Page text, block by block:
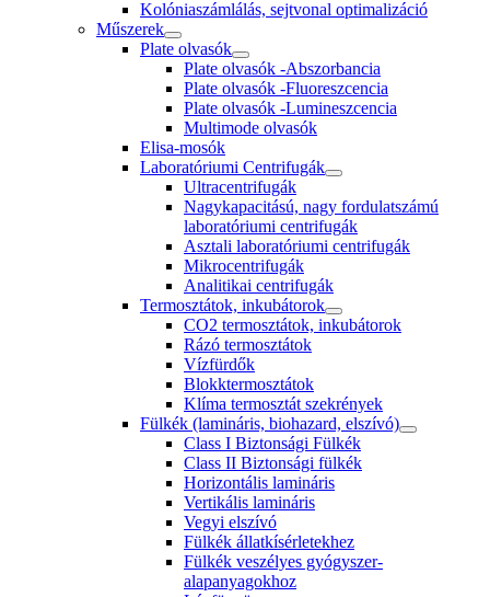
Kolóniaszámlálás, sejtvonal optimalizáció
Műszerek
Plate olvasók
Plate olvasók -Abszorbancia
Plate olvasók -Fluoreszcencia
Plate olvasók -Lumineszcencia
Multimode olvasók
Elisa-mosók
Laboratóriumi Centrifugák
Ultracentrifugák
Nagykapacitású, nagy fordulatszámú
laboratóriumi centrifugák
Asztali laboratóriumi centrifugák
Mikrocentrifugák
Analitikai centrifugák
Termosztátok, inkubátorok
CO2 termosztátok, inkubátorok
Rázó termosztátok
Vízfürdők
Blokktermosztátok
Klíma termosztát szekrények
Fülkék (lamináris, biohazard, elszívó)
Class I Biztonsági Fülkék
Class II Biztonsági fülkék
Horizontális lamináris
Vertikális lamináris
Vegyi elszívó
Fülkék állatkísérletekhez
Fülkék veszélyes gyógyszer-
alapanyagokhoz